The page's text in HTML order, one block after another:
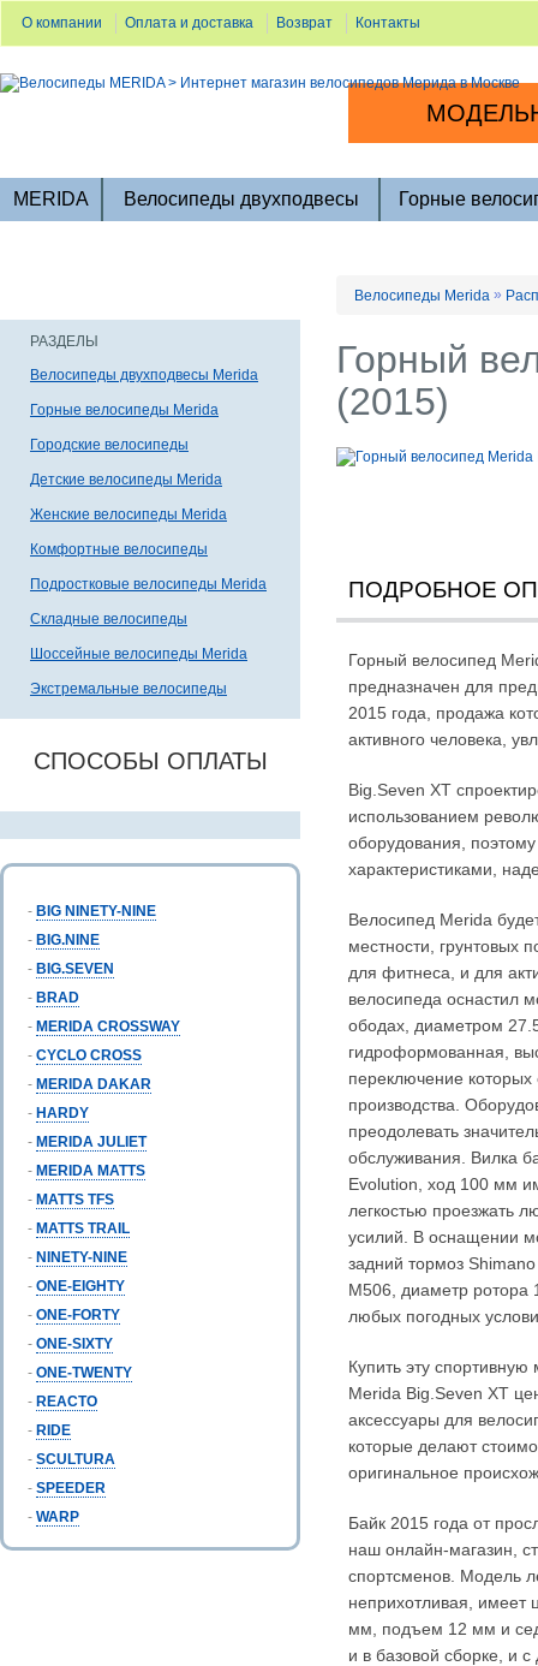
О компании Оплата и доставка Возврат Контакты
MERIDA Велосипеды двухподвесы Горные
РАЗДЕЛЫ
Велосипеды двухподвесы Merida
Горные велосипеды Merida
Городские велосипеды
Детские велосипеды Merida
Женские велосипеды Merida
Комфортные велосипеды
Подростковые велосипеды Merida
Складные велосипеды
Шоссейные велосипеды Merida
Экстремальные велосипеды
СПОСОБЫ ОПЛАТЫ
- BIG NINETY-NINE
- BIG.NINE
- BIG.SEVEN
- BRAD
- MERIDA CROSSWAY
- CYCLO CROSS
- MERIDA DAKAR
- HARDY
- MERIDA JULIET
- MERIDA MATTS
- MATTS TFS
- MATTS TRAIL
- NINETY-NINE
- ONE-EIGHTY
- ONE-FORTY
- ONE-SIXTY
- ONE-TWENTY
- REACTO
- RIDE
- SCULTURA
- SPEEDER
- WARP
Велосипеды Merida »
Горный
(2015)
ПОДРОБНОЕ
Горный велосипед
предназначен для
2015 года, продажа
активного человека,
Big.Seven XT
использованием
оборудования,
характеристиками,
Велосипед Merida
местности, грунтовых
для фитнеса, и для
велосипеда оснастил
ободах, диаметром
гидроформованная,
переключение которых
производства.
преодолевать
обслуживания. Вилка
Evolution, ход 100 мм
легкостью проезжать
усилий. В оснащении
задний тормоз
M506, диаметр ротора
любых погодных
Купить эту
Merida Big.Seven XT
аксессуары для
которые делают
оригинальное
Байк 2015 года от
наш онлайн-магазин,
спортсменов. Модель
неприхотливая, имеет
мм, подъем 12 мм и
и в базовой сборке, и